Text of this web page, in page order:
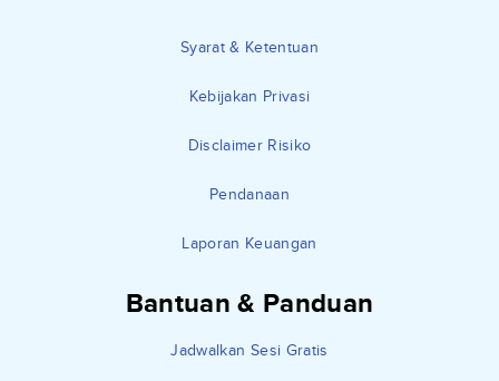
Syarat & Ketentuan
Kebijakan Privasi
Disclaimer Risiko
Pendanaan
Laporan Keuangan
Bantuan & Panduan
Jadwalkan Sesi Gratis